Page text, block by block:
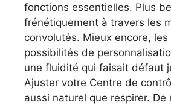
fonctions essentielles. Plus
frénétiquement à travers les
convolutés. Mieux encore, les
possibilités de
une fluidité qui faisait défaut
Ajuster votre Centre de
aussi naturel que respirer. De